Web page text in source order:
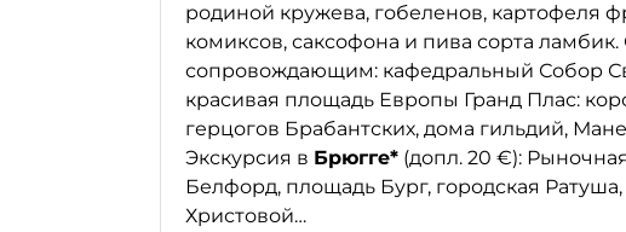
родиной кружева, гобеленов, картофеля
комиксов, саксофона и пива сорта
сопровождающим: кафедральный Собор
красивая площадь Европы Гранд Плас:
герцогов Брабантских, дома гильдий,
Экскурсия в Брюгге* (допл. 20 €):
Белфорд, площадь Бург, городская
Христовой…